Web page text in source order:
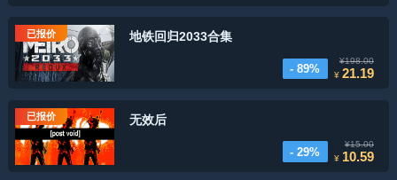
已报价 地铁回归2033合集
- 89%
¥198.00
¥21.19
已报价 无效后
- 29%
¥15.00
¥ 10.59